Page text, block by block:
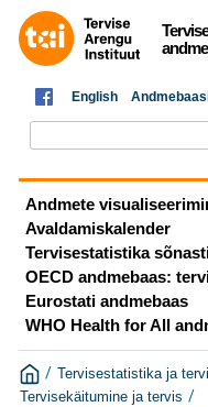
English
Andmete
Avaldamiskalender
Tervisestatistika
OECD andmebaas:
Eurostati andmebaas
WHO Health for All
/ Tervisestatistika ja
Tervisekäitumine ja tervis /